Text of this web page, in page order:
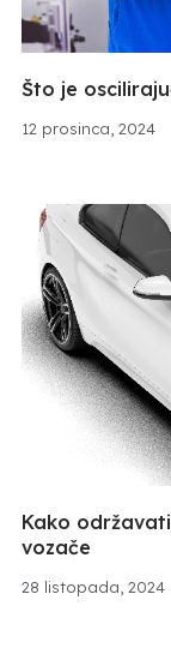
12 prosinca, 2024
Što je
28 listopada, 2024
Kako
vozače